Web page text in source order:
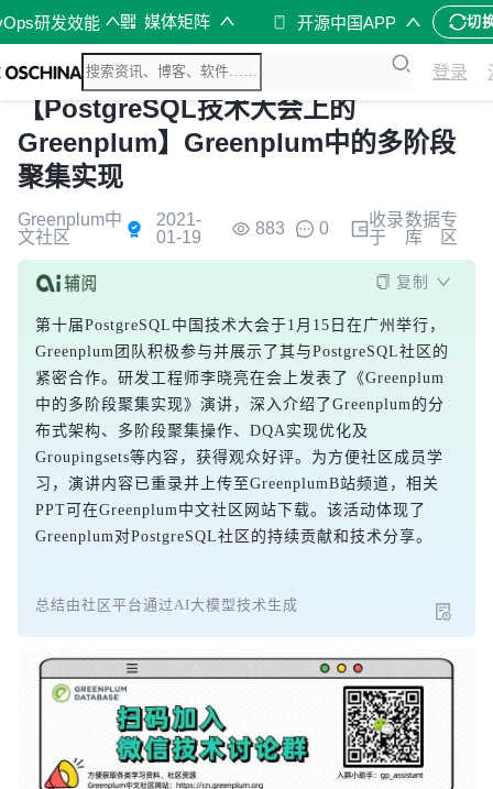
研发效能 媒体矩阵 开源中国APP 切
登录
【PostgreSQL技术大会上的
Greenplum】Greenplum中的多阶段
聚集实现
Greenplum中
文社区
2021-
01-19
883 0
收录
于
数据
库
专
区
复制
第十届PostgreSQL中国技术大会于1月15日在广州举行，
Greenplum团队积极参与并展示了其与PostgreSQL社区的
紧密合作。研发工程师李晓亮在会上发表了《Greenplum
中的多阶段聚集实现》演讲，深入介绍了Greenplum的分
布式架构、多阶段聚集操作、DQA实现优化及
Groupingsets等内容，获得观众好评。为方便社区成员学
习，演讲内容已重录并上传至GreenplumB站频道，相关
PPT可在Greenplum中文社区网站下载。该活动体现了
Greenplum对PostgreSQL社区的持续贡献和技术分享。
总结由社区平台通过AI大模型技术生成